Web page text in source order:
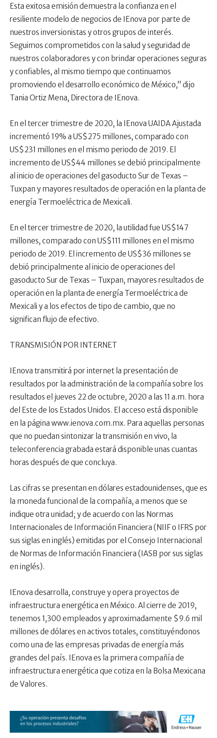
Esta exitosa emisión demuestra la confianza en el
resiliente modelo de negocios de IEnova por parte de
nuestros inversionistas y otros grupos de interés.
Seguimos comprometidos con la salud y seguridad de
nuestros colaboradores y con brindar operaciones seguras
y confiables, al mismo tiempo que continuamos
promoviendo el desarrollo económico de México,” dijo
Tania Ortiz Mena, Directora de IEnova.
En el tercer trimestre de 2020, la IEnova UAIDA Ajustada
incrementó 19% a US$275 millones, comparado con
US$231 millones en el mismo periodo de 2019. El
incremento de US$44 millones se debió principalmente
al inicio de operaciones del gasoducto Sur de Texas –
Tuxpan y mayores resultados de operación en la planta de
energía Termoeléctrica de Mexicali.
En el tercer trimestre de 2020, la utilidad fue US$147
millones, comparado con US$111 millones en el mismo
periodo de 2019. El incremento de US$36 millones se
debió principalmente al inicio de operaciones del
gasoducto Sur de Texas – Tuxpan, mayores resultados de
operación en la planta de energía Termoeléctrica de
Mexicali y a los efectos de tipo de cambio, que no
significan flujo de efectivo.
TRANSMISIÓN POR INTERNET
IEnova transmitirá por internet la presentación de
resultados por la administración de la compañía sobre los
resultados el jueves 22 de octubre, 2020 a las 11 a.m. hora
del Este de los Estados Unidos. El acceso está disponible
en la página www.ienova.com.mx. Para aquellas personas
que no puedan sintonizar la transmisión en vivo, la
teleconferencia grabada estará disponible unas cuantas
horas después de que concluya.
Las cifras se presentan en dólares estadounidenses, que es
la moneda funcional de la compañía, a menos que se
indique otra unidad; y de acuerdo con las Normas
Internacionales de Información Financiera (NIIF o IFRS por
sus siglas en inglés) emitidas por el Consejo Internacional
de Normas de Información Financiera (IASB por sus siglas
en inglés).
IEnova desarrolla, construye y opera proyectos de
infraestructura energética en México. Al cierre de 2019,
tenemos 1,300 empleados y aproximadamente $9.6 mil
millones de dólares en activos totales, constituyéndonos
como una de las empresas privadas de energía más
grandes del país. IEnova es la primera compañía de
infraestructura energética que cotiza en la Bolsa Mexicana
de Valores.